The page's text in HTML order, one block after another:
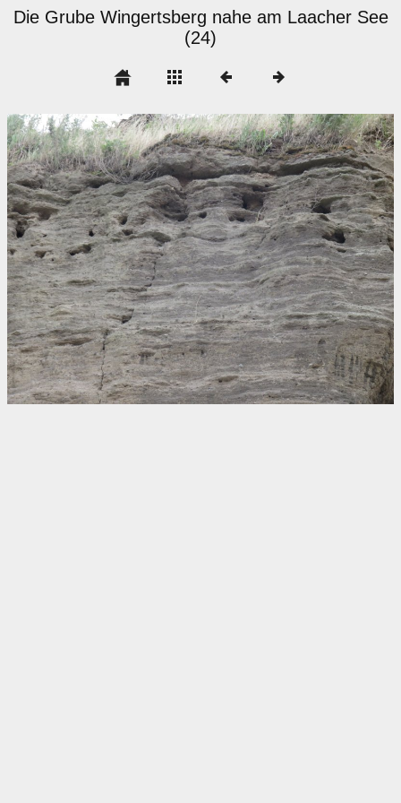
Die Grube Wingertsberg nahe am Laacher See
(24)